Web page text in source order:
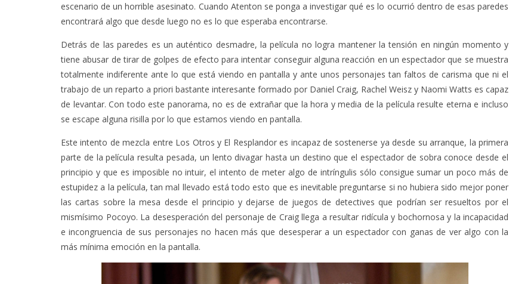
escenario de un horrible asesinato. Cuando Atenton se ponga a investigar qué es lo ocurrió dentro de esas paredes
encontrará algo que desde luego no es lo que esperaba encontrarse.
Detrás de las paredes es un auténtico desmadre, la película no logra mantener la tensión en ningún momento y
tiene abusar de tirar de golpes de efecto para intentar conseguir alguna reacción en un espectador que se muestra
totalmente indiferente ante lo que está viendo en pantalla y ante unos personajes tan faltos de carisma que ni el
trabajo de un reparto a priori bastante interesante formado por Daniel Craig, Rachel Weisz y Naomi Watts es capaz
de levantar. Con todo este panorama, no es de extrañar que la hora y media de la película resulte eterna e incluso
se escape alguna risilla por lo que estamos viendo en pantalla.
Este intento de mezcla entre Los Otros y El Resplandor es incapaz de sostenerse ya desde su arranque, la primera
parte de la película resulta pesada, un lento divagar hasta un destino que el espectador de sobra conoce desde el
principio y que es imposible no intuir, el intento de meter algo de intríngulis sólo consigue sumar un poco más de
estupidez a la película, tan mal llevado está todo esto que es inevitable preguntarse si no hubiera sido mejor poner
las cartas sobre la mesa desde el principio y dejarse de juegos de detectives que podrían ser resueltos por el
mismísimo Pocoyo. La desesperación del personaje de Craig llega a resultar ridícula y bochornosa y la incapacidad
e incongruencia de sus personajes no hacen más que desesperar a un espectador con ganas de ver algo con la
más mínima emoción en la pantalla.